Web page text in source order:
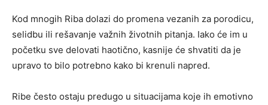
Kod mnogih Riba dolazi do promena vezanih za porodicu,
selidbu ili rešavanje važnih životnih pitanja. Iako će im u
početku sve delovati haotično, kasnije će shvatiti da je
upravo to bilo potrebno kako bi krenuli napred.
Ribe često ostaju predugo u situacijama koje ih emotivno